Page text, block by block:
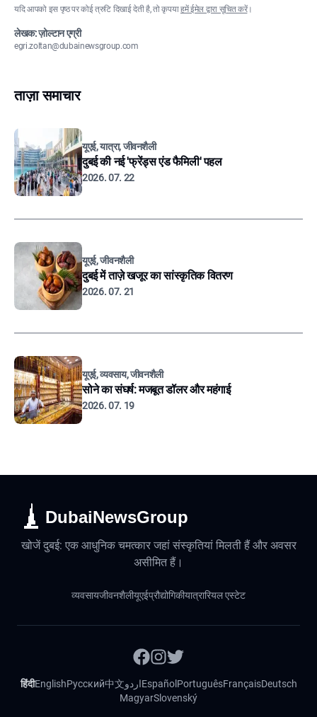
यदि आपको इस पृष्ठ पर कोई त्रुटि दिखाई देती है, तो कृपयाहमें ईमेल द्वारा सूचित करें।
लेखक: ज़ोल्टान एग्री
egri.zoltan@dubainewsgroup.com
ताज़ा समाचार
यूएई, यात्रा, जीवनशैली
दुबई की नई 'फ्रेंड्स एंड फैमिली' पहल
2026. 07. 22
यूएई, जीवनशैली
दुबई में ताज़े खजूर का सांस्कृतिक वितरण
2026. 07. 21
यूएई, व्यवसाय, जीवनशैली
सोने का संघर्ष: मजबूत डॉलर और महंगाई
2026. 07. 19
DubaiNewsGroup
खोजें दुबई: एक आधुनिक चमत्कार जहां संस्कृतियां मिलती हैं और अवसर
असीमित हैं।
व्यवसायजीवनशैलीयूएईप्रौद्योगिकीयात्रारियल एस्टेट
हिंदीEnglishРусский中文اردوEspañol PortuguêsFrançaisDeutsch
MagyarSlovenský